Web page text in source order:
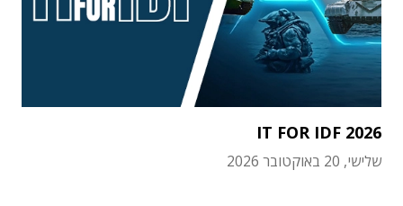
IT FOR IDF 2026
שלישי, 20 באוקטובר 2026